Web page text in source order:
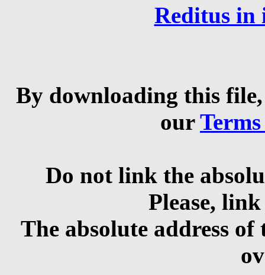
Reditus in
By downloading this
our
Do not link the
Please,
The absolute address